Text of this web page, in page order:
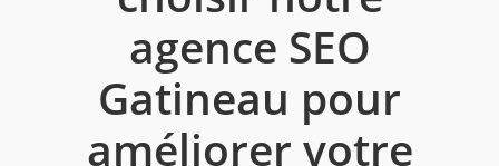
agence SEO
Gatineau pour
améliorer votre